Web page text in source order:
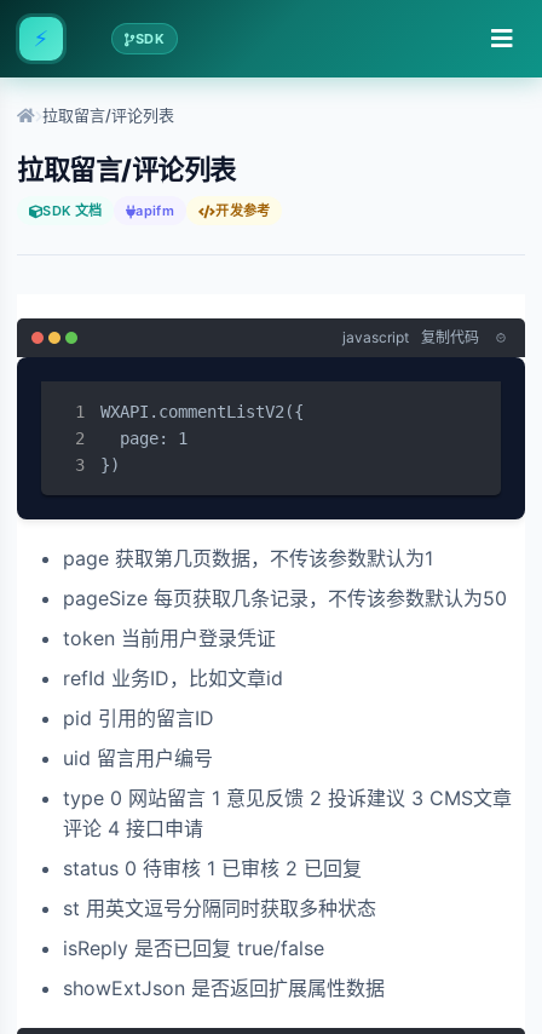
⚡ SDK
拉取留言/评论列表
拉取留言/评论列表
SDK 文档 apifm 开发参考
javascript 复制代码
WXAPI.commentListV2({
  page: 1
})
page 获取第几页数据，不传该参数默认为1
pageSize 每页获取几条记录，不传该参数默认为50
token 当前用户登录凭证
refId 业务ID，比如文章id
pid 引用的留言ID
uid 留言用户编号
type 0 网站留言 1 意见反馈 2 投诉建议 3 CMS文章
评论 4 接口申请
status 0 待审核 1 已审核 2 已回复
st 用英文逗号分隔同时获取多种状态
isReply 是否已回复 true/false
showExtJson 是否返回扩展属性数据